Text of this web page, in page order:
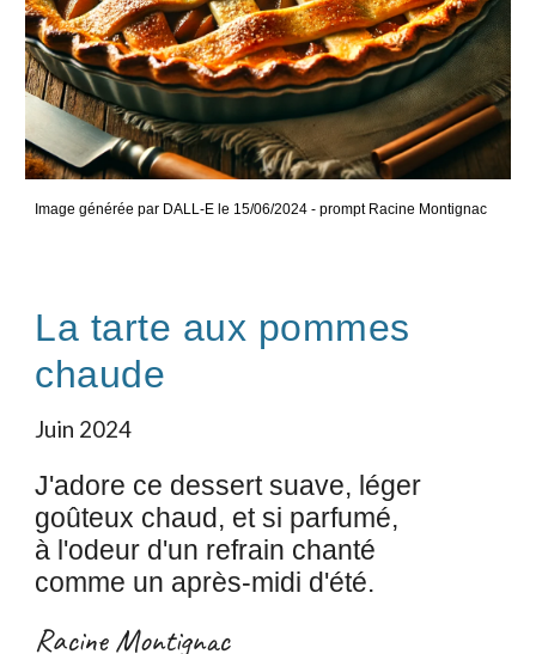
Image générée par DALL-E le 15/06/2024 - prompt Racine Montignac
La tarte aux pommes
chaude
Juin 2024
J'adore ce dessert suave, léger
goûteux chaud, et si parfumé,
à l'odeur d'un refrain chanté
comme un après-midi d'été.
Racine Montignac